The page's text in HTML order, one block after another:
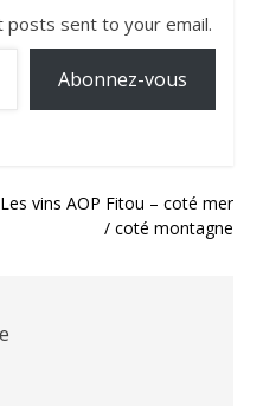
sent to your email.
Abonnez-vous
Les vins AOP Fitou – coté mer
/ coté montagne